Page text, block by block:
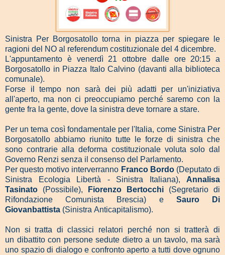
Sinistra Per Borgosatollo torna in piazza per spiegare le
ragioni del NO al referendum costituzionale del 4 dicembre.
L'appuntamento è venerdì 21 ottobre dalle ore 20:15 a
Borgosatollo in Piazza Italo Calvino (davanti alla biblioteca
comunale).
Forse il tempo non sarà dei più adatti per un'iniziativa
all'aperto, ma non ci preoccupiamo perché saremo con la
gente fra la gente, dove la sinistra deve tornare a stare.
Per un tema così fondamentale per l'Italia, come Sinistra Per
Borgosatollo abbiamo riunito tutte le forze di sinistra che
sono contrarie alla deforma costituzionale voluta solo dal
Governo Renzi senza il consenso del Parlamento.
Per questo motivo interverranno Franco Bordo(Deputato di
Sinistra Ecologia Libertà - Sinistra Italiana), Annalisa
Tasinato (Possibile), Fiorenzo Bertocchi (Segretario di
Rifondazione Comunista Brescia) e Sauro Di
Giovanbattista (Sinistra Anticapitalismo).
Non si tratta di classici relatori perché non si tratterà di
un dibattito con persone sedute dietro a un tavolo, ma sarà
uno spazio di dialogo e confronto aperto a tutti dove ognuno